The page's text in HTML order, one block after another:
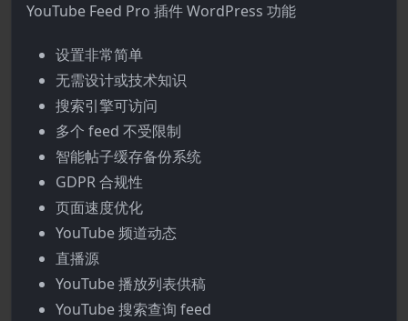
YouTube Feed Pro 插件 WordPress 功能
设置非常简单
无需设计或技术知识
搜索引擎可访问
多个 feed 不受限制
智能帖子缓存备份系统
GDPR 合规性
页面速度优化
YouTube 频道动态
直播源
YouTube 播放列表供稿
YouTube 搜索查询 feed